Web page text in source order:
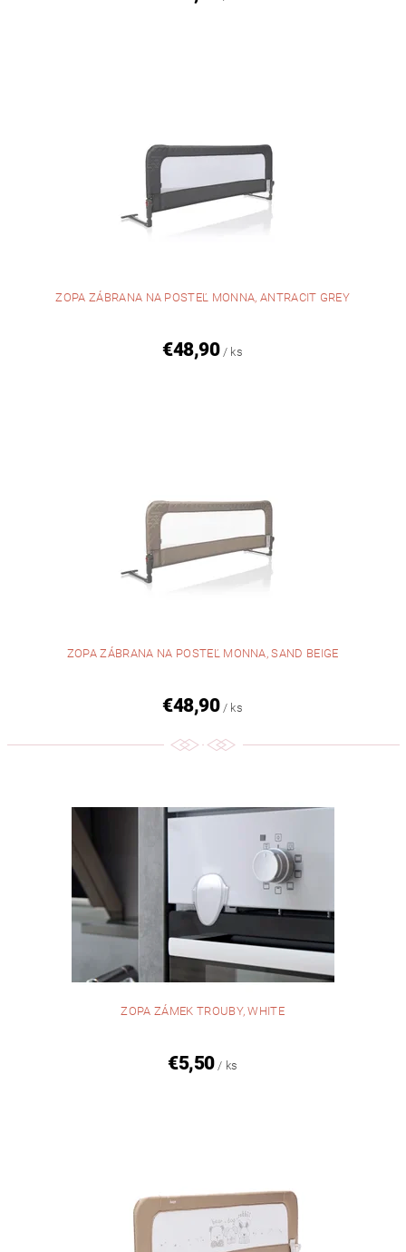
ZOPA ZÁBRANA NA POSTEĽ MONNA, ANTRACIT GREY
€48,90 / ks
ZOPA ZÁBRANA NA POSTEĽ MONNA, SAND BEIGE
€48,90 / ks
ZOPA ZÁMEK TROUBY, WHITE
€5,50 / ks